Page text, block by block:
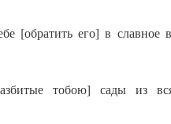
[обратить его] в славное
тобою] сады из